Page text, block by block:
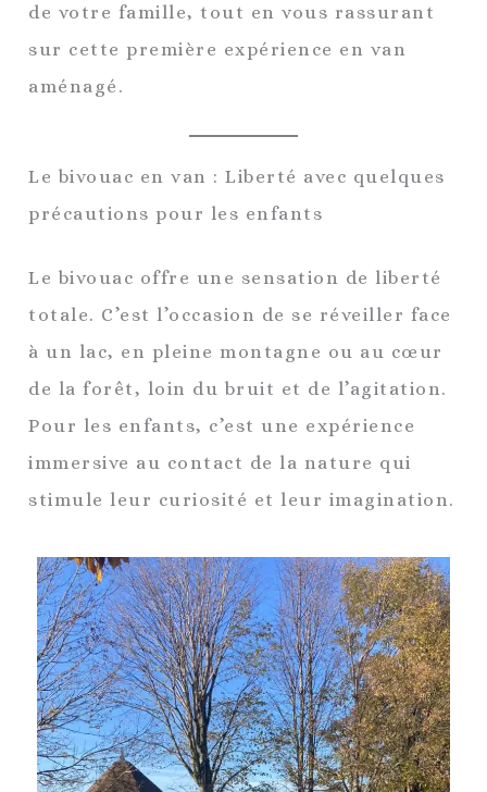
de votre famille, tout en vous rassurant
sur cette première expérience en van
aménagé.
Le bivouac en van : Liberté avec quelques
précautions pour les enfants
Le bivouac offre une sensation de liberté
totale. C’est l’occasion de se réveiller face
à un lac, en pleine montagne ou au cœur
de la forêt, loin du bruit et de l’agitation.
Pour les enfants, c’est une expérience
immersive au contact de la nature qui
stimule leur curiosité et leur imagination.